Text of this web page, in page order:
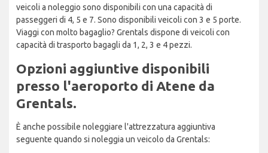
veicoli a noleggio sono disponibili con una capacità di
passeggeri di 4, 5 e 7. Sono disponibili veicoli con 3 e 5 porte.
Viaggi con molto bagaglio? Grentals dispone di veicoli con
capacità di trasporto bagagli da 1, 2, 3 e 4 pezzi.
Opzioni aggiuntive disponibili
presso l'aeroporto di Atene da
Grentals.
È anche possibile noleggiare l'attrezzatura aggiuntiva
seguente quando si noleggia un veicolo da Grentals: